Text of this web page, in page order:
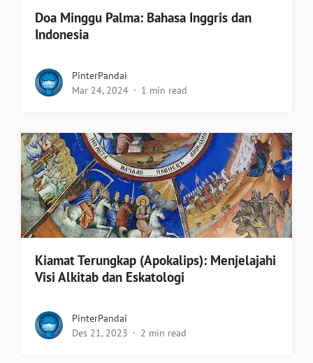
Doa Minggu Palma: Bahasa Inggris dan
Indonesia
PinterPandai
Mar 24, 2024
1 min read
Kiamat Terungkap (Apokalips): Menjelajahi
Visi Alkitab dan Eskatologi
PinterPandai
Des 21, 2023
2 min read